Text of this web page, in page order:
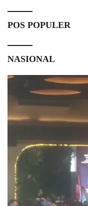
POS POPULER
NASIONAL